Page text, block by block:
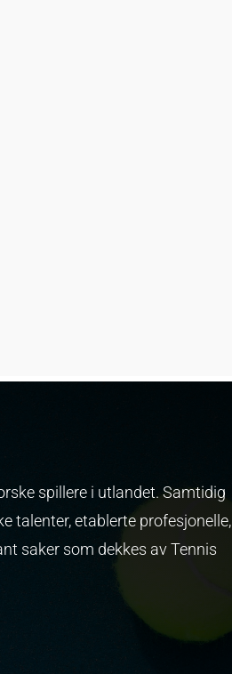
spillere i utlandet. Samtidig
talenter, etablerte profesjonelle,
saker som dekkes av Tennis